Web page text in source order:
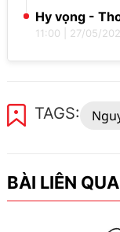
Hy vọng -
11:00 27/05/
TAGS:
BÀI LIÊN